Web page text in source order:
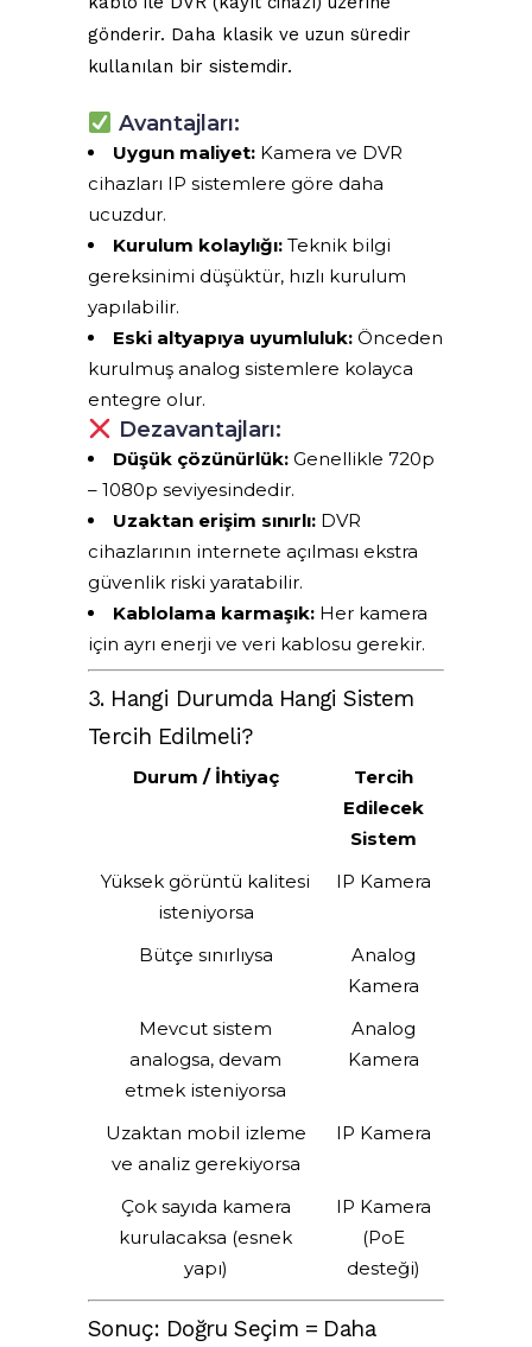
gönderir. Daha klasik ve uzun süredir
kullanılan bir sistemdir.
Avantajları:
Uygun maliyet: Kamera ve DVR
cihazları IP sistemlere göre daha
ucuzdur.
Kurulum kolaylığı: Teknik bilgi
gereksinimi düşüktür, hızlı kurulum
yapılabilir.
Eski altyapıya uyumluluk: Önceden
kurulmuş analog sistemlere kolayca
entegre olur.
Dezavantajları:
Düşük çözünürlük: Genellikle 720p
– 1080p seviyesindedir.
Uzaktan erişim sınırlı: DVR
cihazlarının internete açılması ekstra
güvenlik riski yaratabilir.
Kablolama karmaşık: Her kamera
için ayrı enerji ve veri kablosu gerekir.
3. Hangi Durumda Hangi Sistem
Tercih Edilmeli?
Durum / İhtiyaç
Tercih
Edilecek
Sistem
Yüksek görüntü kalitesi
isteniyorsa
IP Kamera
Bütçe sınırlıysa
Analog
Kamera
Mevcut sistem
analogsa, devam
etmek isteniyorsa
Analog
Kamera
Uzaktan mobil izleme
ve analiz gerekiyorsa
IP Kamera
Çok sayıda kamera
kurulacaksa (esnek
yapı)
IP Kamera
(PoE
desteği)
Sonuç: Doğru Seçim = Daha